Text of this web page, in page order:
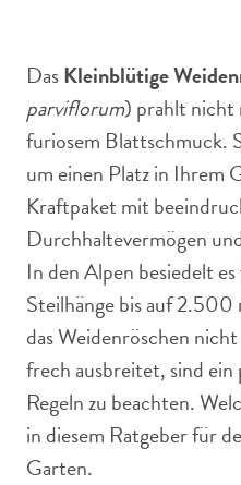
DasKleinblütige
parviflorum) prahlt nicht
furiosem Blattschmuck.
um einen Platz in Ihrem
Kraftpaket mit
Durchhaltevermögen
In den Alpen besiedelt
Steilhänge bis auf
das Weidenröschen
frech ausbreitet, sind
Regeln zu beachten.
in diesem Ratgeber für
Garten.